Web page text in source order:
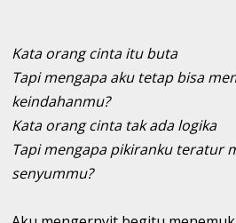
Kata orang cinta itu buta
Tapi mengapa aku tetap bisa
keindahanmu?
Kata orang cinta tak ada logika
Tapi mengapa pikiranku teratur
senyummu?